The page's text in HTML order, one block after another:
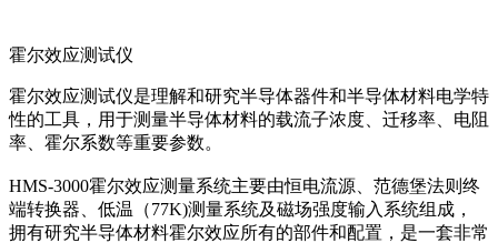
霍尔效应测试仪
霍尔效应测试仪是理解和研究半导体器件和半导体材料电学特
性的工具，用于测量半导体材料的载流子浓度、迁移率、电阻
率、霍尔系数等重要参数。
HMS-3000霍尔效应测量系统主要由恒电流源、范德堡法则终
端转换器、低温（77K)测量系统及磁场强度输入系统组成，
拥有研究半导体材料霍尔效应所有的部件和配置，是一套非常